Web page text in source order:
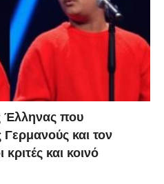
Έλληνας που
και τον
και κοινό